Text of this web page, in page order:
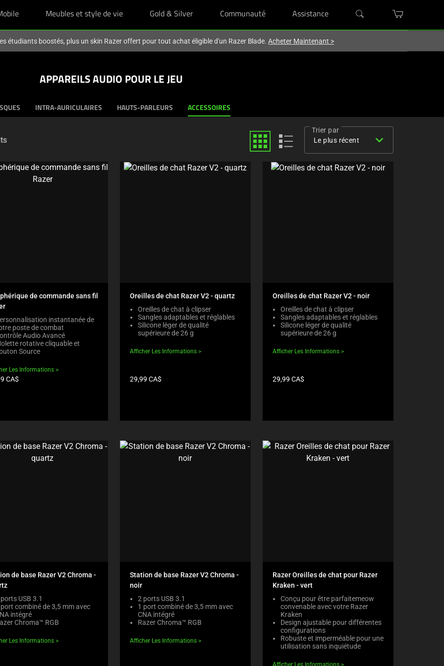
Meubles et style de vie Gold & Silver Communauté Assistance
étudiants boostés, plus un skin Razer offert pour tout achat éligible d'un Razer Blade.Acheter Maintenant >
APPAREILS AUDIO POUR LE JEU
INTRA-AURICULAIRES HAUTS-PARLEURS ACCESSOIRES
Trier par
expand_more
Le plus récent
de commande sans fil
instantanée de
poste de combat
Audio Avancé
rotative cliquable et
Source
Les Informations
CA$
Oreilles de chat Razer V2 - quartz
Oreilles de chat à clipser
Sangles adaptables et réglables
Silicone léger de qualité
supérieure de 26 g
Afficher Les Informations
Prix
29,99 CA$
Oreilles de chat Razer V2 - noir
Oreilles de chat à clipser
Sangles adaptables et réglables
Silicone léger de qualité
supérieure de 26 g
Afficher Les Informations
Prix
29,99 CA$
de base Razer V2 Chroma -
USB 3.1
combiné de 3,5 mm avec
intégré
Chroma™ RGB
Les Informations
Station de base Razer V2 Chroma -
noir
2 ports USB 3.1
1 port combiné de 3,5 mm avec
CNA intégré
Razer Chroma™ RGB
Afficher Les Informations
Razer Oreilles de chat pour Razer
Kraken - vert
Conçu pour être parfaitemeow
convenable avec votre Razer
Kraken
Design ajustable pour différentes
configurations
Robuste et imperméable pour une
utilisation sans inquiétude
Afficher Les Informations